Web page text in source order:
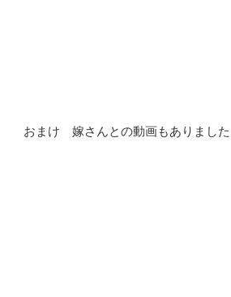
おまけ 嫁さんとの動画もありました